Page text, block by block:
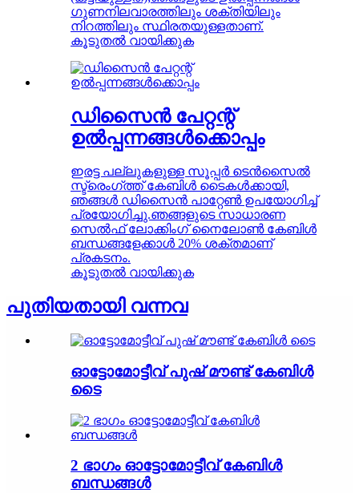
ഗുണനിലവാരത്തിലും ശക്തിയിലും
നിറത്തിലും സ്ഥിരതയുള്ളതാണ്.
കൂടുതൽ വായിക്കുക
ഡിസൈൻ പേറ്റന്റ്
ഉൽപ്പന്നങ്ങൾക്കൊപ്പം
ഇരട്ട പല്ലുകളുള്ള സൂപ്പർ ടെൻസൈൽ
സ്ട്രെംഗ്ത്ത് കേബിൾ ടൈകൾക്കായി,
ഞങ്ങൾ ഡിസൈൻ പാറ്റേൺ ഉപയോഗിച്ച്
പ്രയോഗിച്ചു.ഞങ്ങളുടെ സാധാരണ
സെൽഫ് ലോക്കിംഗ് നൈലോൺ കേബിൾ
ബന്ധങ്ങളേക്കാൾ 20% ശക്തമാണ്
പ്രകടനം.
കൂടുതൽ വായിക്കുക
പുതിയതായി വന്നവ
ഓട്ടോമോട്ടീവ് പുഷ് മൗണ്ട് കേബിൾ
ടൈ
2 ഭാഗം ഓട്ടോമോട്ടീവ് കേബിൾ
ബന്ധങ്ങൾ